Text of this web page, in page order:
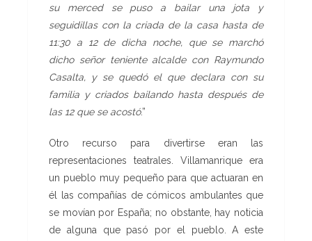
su merced se puso a bailar una jota y
seguidillas con la criada de la casa hasta de
11:30 a 12 de dicha noche, que se marchó
dicho señor teniente alcalde con Raymundo
Casalta, y se quedó el que declara con su
familia y criados bailando hasta después de
las 12 que se acostó.”
Otro recurso para divertirse eran las
representaciones teatrales. Villamanrique era
un pueblo muy pequeño para que actuaran en
él las compañías de cómicos ambulantes que
se movían por España; no obstante, hay noticia
de alguna que pasó por el pueblo. A este